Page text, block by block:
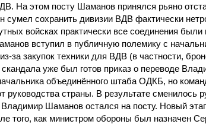
На этом посту Шаманов принялся рьяно
сумел сохранить дивизии ВДВ фактически
войсках практически все соединения
вступил в публичную полемику с
за закупок техники для ВДВ (в частности,
скандала уже был готов приказ о переводе
объединённого штаба ОДКБ, но
руководства страны. В результате сменилось
Шаманов остался на посту. Новый
того, как министром обороны был назначен